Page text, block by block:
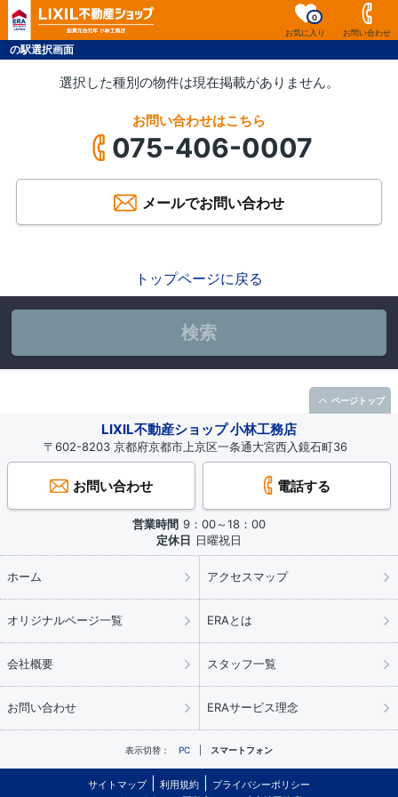
お気に入り
0
お問い合わせ
の駅選択画面
選択した種別の物件は現在掲載がありません。
お問い合わせはこちら
075-406-0007
メールでお問い合わせ
トップページに戻る
検索
LIXIL不動産ショップ 小林工務店
〒602-8203 京都府京都市上京区一条通大宮西入鏡石町36
お問い合わせ 電話する
営業時間 9：00～18：00
定休日 日曜祝日
ホーム アクセスマップ
オリジナルページ一覧 ERAとは
会社概要 スタッフ一覧
お問い合わせ ERAサービス理念
表示切替： PC スマートフォン
サイトマップ 利用規約
プライバシーポリシー
ページトップ